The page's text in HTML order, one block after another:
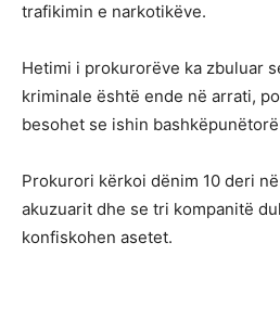
trafikimin e narkotikëve.
Hetimi i prokurorëve ka zbuluar
kriminale është ende në arrati,
besohet se ishin
Prokurori kërkoi dënim 10 deri
akuzuarit dhe se tri kompanitë
konfiskohen asetet.